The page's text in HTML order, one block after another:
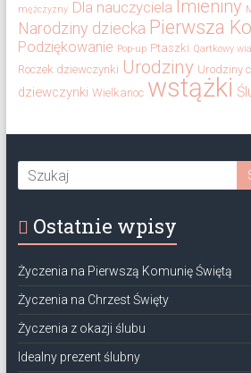
mężczyzny Dla nauczyciela Imieniny
Narodziny dziecka Pierwsza
Podziękowanie Pop-up Ptaszki Qartkowy
Roczek dziewczynki Urodziny Urodziny
dziewczynki Wielkanoc wstążki
Ostatnie wpisy
Życzenia na Pierwszą Komunię Świętą
Życzenia na Chrzest Święty
Życzenia z okazji ślubu
Idealny prezent ślubny